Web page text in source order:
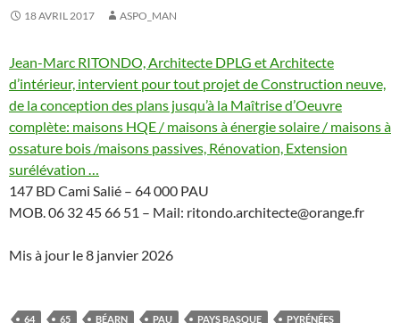
18 AVRIL 2017 ASPO_MAN
Jean-Marc RITONDO, Architecte DPLG et Architecte
d’intérieur, intervient pour tout projet de Construction neuve,
de la conception des plans jusqu’à la Maîtrise d’Oeuvre
complète: maisons HQE / maisons à énergie solaire / maisons à
ossature bois /maisons passives, Rénovation, Extension
surélévation …
147 BD Cami Salié – 64 000 PAU
MOB. 06 32 45 66 51 – Mail: ritondo.architecte@orange.fr
Mis à jour le 8 janvier 2026
64 65 BÉARN PAU PAYS BASQUE
PYRÉNÉES